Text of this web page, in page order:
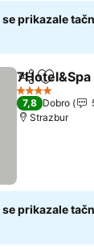
prikazale
Deli Dodati
7Hotel&Spa
4 Zvezdice
7,8 Dobro
Strazbur
prikazale